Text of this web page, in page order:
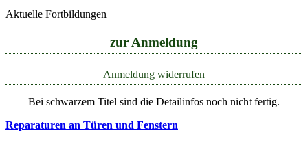
Aktuelle Fortbildungen
zur Anmeldung
Anmeldung widerrufen
Bei schwarzem Titel sind die Detailinfos noch nicht fertig.
Reparaturen an Türen und Fenstern